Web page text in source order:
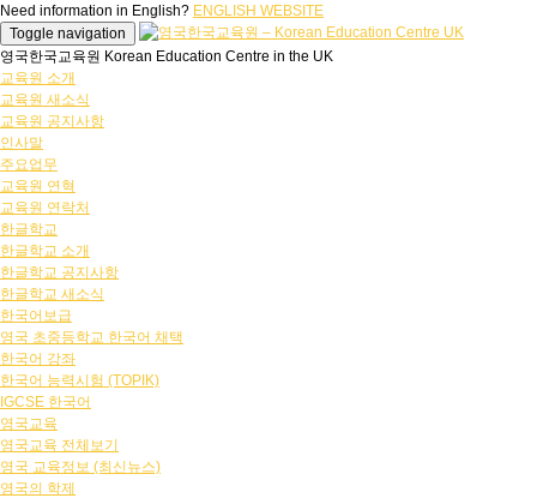
Need information in English? ENGLISH WEBSITE
Toggle navigation
영국한국교육원 Korean Education Centre in the UK
교육원 소개
교육원 새소식
교육원 공지사항
인사말
주요업무
교육원 연혁
교육원 연락처
한글학교
한글학교 소개
한글학교 공지사항
한글학교 새소식
한국어보급
영국 초중등학교 한국어 채택
한국어 강좌
한국어 능력시험 (TOPIK)
IGCSE 한국어
영국교육
영국교육 전체보기
영국 교육정보 (최신뉴스)
영국의 학제